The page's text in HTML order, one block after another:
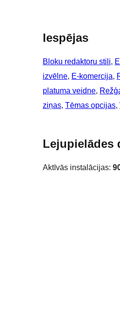
Iespējas
Bloku redaktoru stili,
izvēlne, E-komercija,
platuma veidne,
ziņas, Tēmas opcijas,
Lejupielādes
Aktīvās instalācijas: